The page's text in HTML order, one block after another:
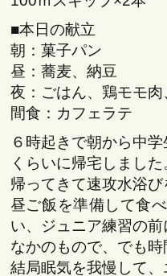
■本日の献立
朝：菓子パン
昼：蕎麦、納豆
夜：ごはん、鶏モモ
間食：カフェラテ
６時起きで朝から中
くらいに帰宅しまし
帰ってきて速攻水浴
昼ご飯を準備して食
い、ジュニア練習の
なかのもので、でも
結局眠気を我慢して